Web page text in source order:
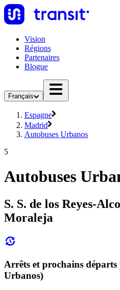
Vision
Régions
Partenaires
Blogue
Français
Espagne
Madrid
Autobuses Urbanos
5
Autobuses
S. S. de los Reyes-
Moraleja
Arrêts et prochains
Urbanos)